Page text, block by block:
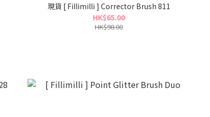
現貨 [ Fillimilli ] Corrector Brush 811
HK$65.00
HK$98.00